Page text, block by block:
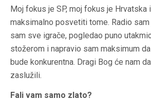
Moj fokus je SP, moj fokus je Hrvatska
maksimalno posvetiti tome. Radio sam
sam sve igrače, pogledao puno
stožerom i napravio sam maksimum
bude konkurentna. Dragi Bog će nam
zaslužili.
Fali vam samo zlato?